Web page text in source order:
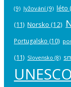
(9) lyžování (9) léto
(11) Norsko (12)
Portugalsko (10)
(11) Slovensko (8)
UNESCO